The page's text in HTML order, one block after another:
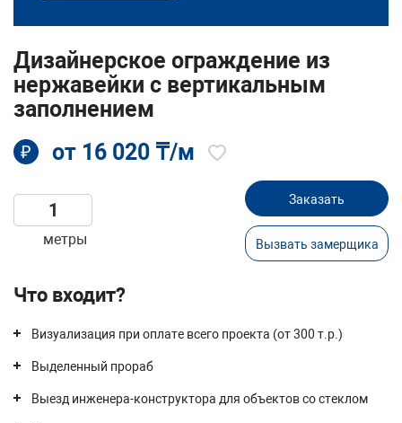
Дизайнерское ограждение из
нержавейки с вертикальным
заполнением
₽ от 16 020 ₸/м
метры
Заказать
Вызвать замерщика
Что входит?
Визуализация при оплате всего проекта (от 300 т.р.)
Выделенный прораб
Выезд инженера-конструктора для объектов со стеклом